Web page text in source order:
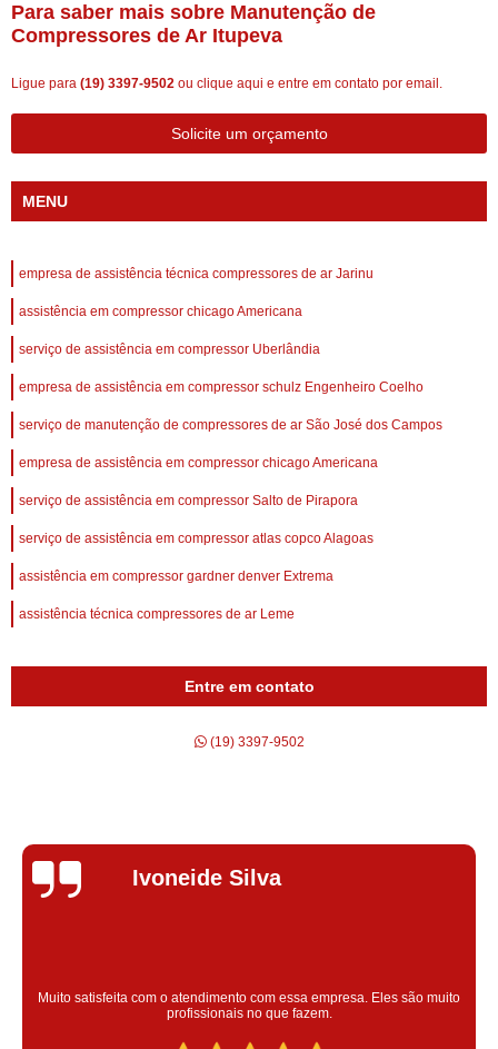
Para saber mais sobre Manutenção de
Compressores de Ar Itupeva
Ligue para (19) 3397-9502 ou clique aqui e entre em contato por email.
Solicite um orçamento
MENU
empresa de assistência técnica compressores de ar Jarinu
assistência em compressor chicago Americana
serviço de assistência em compressor Uberlândia
empresa de assistência em compressor schulz Engenheiro Coelho
serviço de manutenção de compressores de ar São José dos Campos
empresa de assistência em compressor chicago Americana
serviço de assistência em compressor Salto de Pirapora
serviço de assistência em compressor atlas copco Alagoas
assistência em compressor gardner denver Extrema
assistência técnica compressores de ar Leme
Entre em contato
(19) 3397-9502
Silvana Alves
Super satisfeita com o serviço prestado, atendimento muito bom!
colaoradores educado e transparente, destaque para o colaborador
Claudinei excelente profissional!